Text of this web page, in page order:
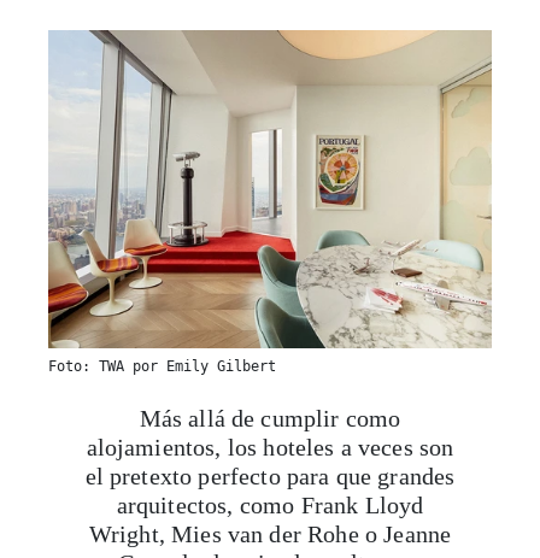
Foto: TWA por Emily Gilbert
Más allá de cumplir como
alojamientos, los hoteles a veces son
el pretexto perfecto para que grandes
arquitectos, como Frank Lloyd
Wright, Mies van der Rohe o Jeanne